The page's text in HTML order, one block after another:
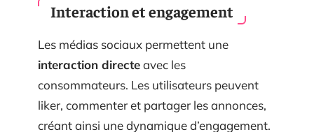
Interaction et engagement
Les médias sociaux permettent une
interaction directeavec les
consommateurs. Les utilisateurs peuvent
liker, commenter et partager les annonces,
créant ainsi une dynamique d’engagement.